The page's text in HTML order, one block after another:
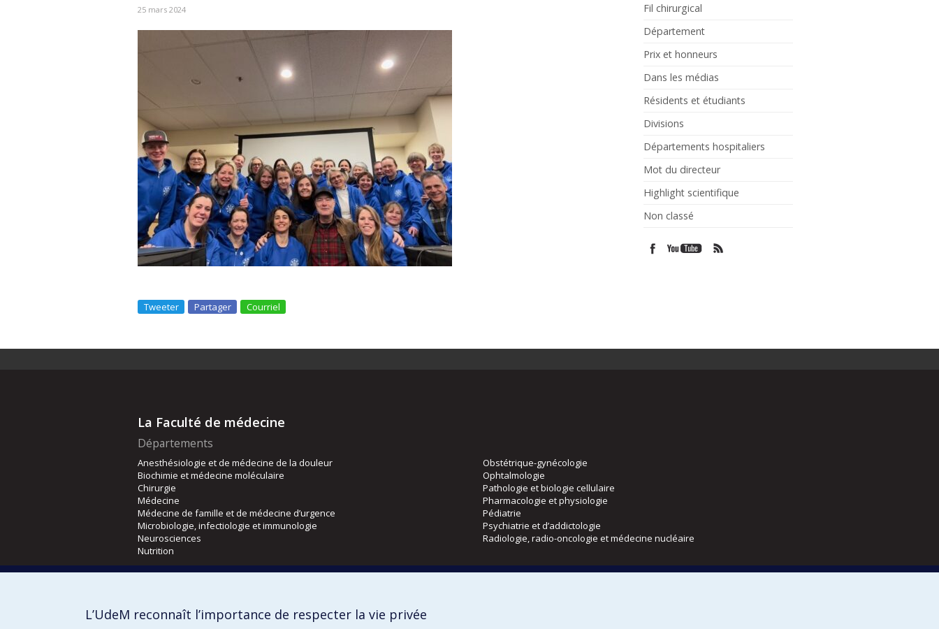
Fil chirurgical
Département
Prix et honneurs
Dans les médias
Résidents et étudiants
Divisions
Départements hospitaliers
Mot du directeur
Highlight scientifique
Non classé
25 mars 2024
Tweeter Partager Courriel
La Faculté de médecine
Départements
Anesthésiologie et de médecine de la douleur
Biochimie et médecine moléculaire
Chirurgie
Médecine
Médecine de famille et de médecine d’urgence
Microbiologie, infectiologie et immunologie
Neurosciences
Nutrition
Obstétrique-gynécologie
Ophtalmologie
Pathologie et biologie cellulaire
Pharmacologie et physiologie
Pédiatrie
Psychiatrie et d’addictologie
Radiologie, radio-oncologie et médecine nucléaire
Orthophonie et audiologie
L’UdeM reconnaît l’importance de respecter la vie privée